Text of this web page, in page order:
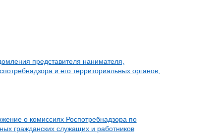
представителя нанимателя,
и его территориальных органов,
о комиссиях Роспотребнадзора по
гражданских служащих и работников